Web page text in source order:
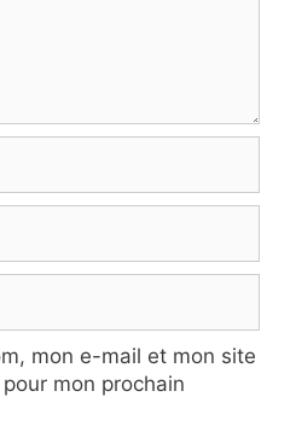
mon e-mail et mon site
mon prochain